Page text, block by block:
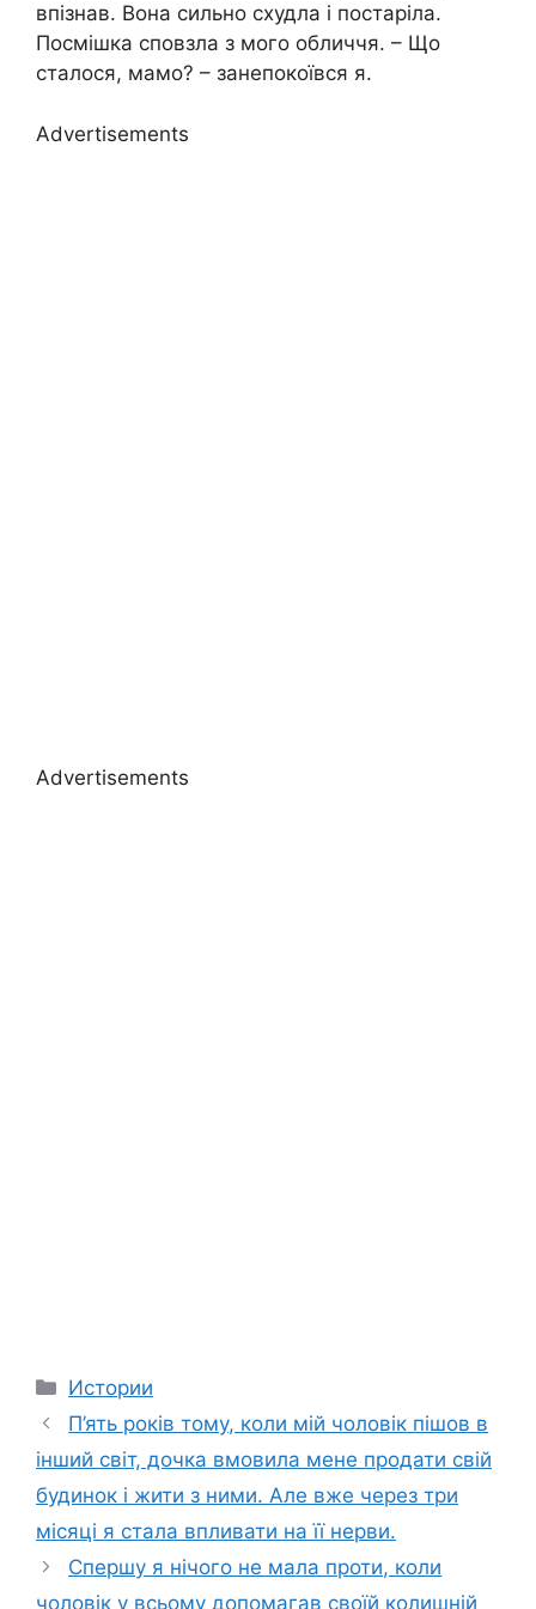
впізнав. Вона сильно схудла і постаріла.
Посмішка сповзла з мого обличчя. – Що
сталося, мамо? – занепокоївся я.
Advertisements
Advertisements
Categories
Истории
П’ять років тому, коли мій чоловік пішов в
інший світ, дочка вмовила мене продати свій
будинок і жити з ними. Але вже через три
місяці я стала впливати на її нерви.
Спершу я нічого не мала проти, коли
чоловік у всьому допомагав своїй колишній